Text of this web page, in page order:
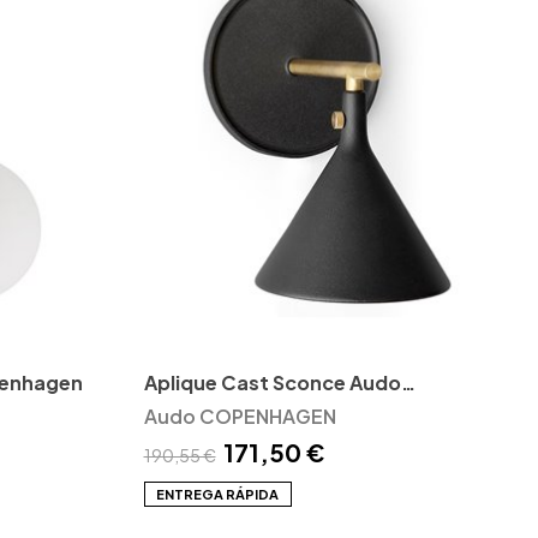
Aplique Cast Sconce Audo
Copenhagen
Audo COPENHAGEN
190,55 € 171,50 €
ENTREGA RÁPIDA